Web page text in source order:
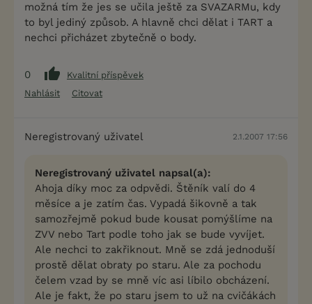
možná tím že jes se učila ještě za SVAZARMu, kdy
to byl jediný způsob. A hlavně chci dělat i TART a
nechci přicházet zbytečně o body.
0
Kvalitní příspěvek
Nahlásit
Citovat
Neregistrovaný uživatel 2.1.2007 17:56
Neregistrovaný uživatel napsal(a):
Ahoja díky moc za odpvědi. Štěník valí do 4
měsíce a je zatím čas. Vypadá šikovně a tak
samozřejmě pokud bude kousat pomýšlíme na
ZVV nebo Tart podle toho jak se bude vyvíjet.
Ale nechci to zakřiknout. Mně se zdá jednoduší
prostě dělat obraty po staru. Ale za pochodu
čelem vzad by se mně víc asi líbilo obcházení.
Ale je fakt, že po staru jsem to už na cvičákách